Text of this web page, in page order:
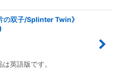
の双子/Splinter Twin》
英語版です。